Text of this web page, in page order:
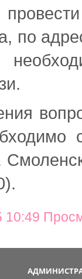
по
10:49